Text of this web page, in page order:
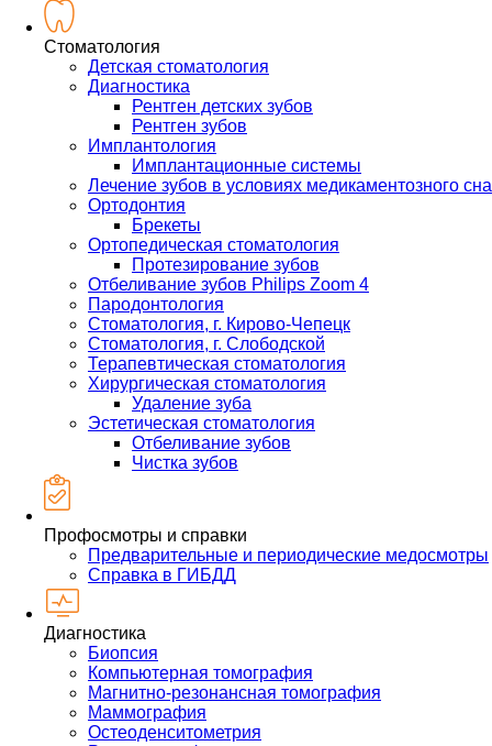
Стоматология
Детская стоматология
Диагностика
Рентген детских зубов
Рентген зубов
Имплантология
Имплантационные системы
Лечение зубов в условиях медикаментозного сна
Ортодонтия
Брекеты
Ортопедическая стоматология
Протезирование зубов
Отбеливание зубов Philips Zoom 4
Пародонтология
Стоматология, г. Кирово-Чепецк
Стоматология, г. Слободской
Терапевтическая стоматология
Хирургическая стоматология
Удаление зуба
Эстетическая стоматология
Отбеливание зубов
Чистка зубов
Профосмотры и справки
Предварительные и периодические медосмотры
Справка в ГИБДД
Диагностика
Биопсия
Компьютерная томография
Магнитно-резонансная томография
Маммография
Остеоденситометрия